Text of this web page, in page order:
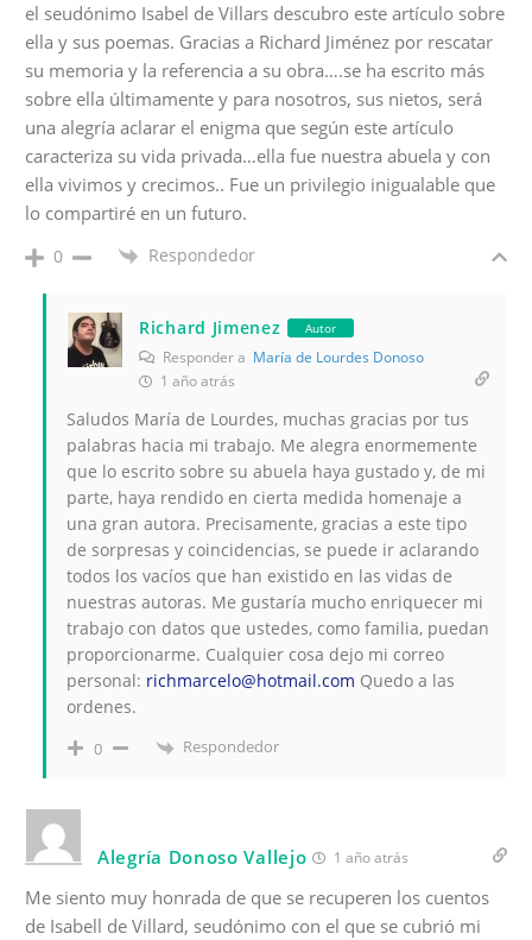
el seudónimo Isabel de Villars descubro este artículo sobre
ella y sus poemas. Gracias a Richard Jiménez por rescatar
su memoria y la referencia a su obra….se ha escrito más
sobre ella últimamente y para nosotros, sus nietos, será
una alegría aclarar el enigma que según este artículo
caracteriza su vida privada…ella fue nuestra abuela y con
ella vivimos y crecimos.. Fue un privilegio inigualable que
lo compartiré en un futuro.
0 Respondedor
Richard Jimenez Autor
Responder a María de Lourdes Donoso
1 año atrás
Saludos María de Lourdes, muchas gracias por tus
palabras hacia mi trabajo. Me alegra enormemente
que lo escrito sobre su abuela haya gustado y, de mi
parte, haya rendido en cierta medida homenaje a
una gran autora. Precisamente, gracias a este tipo
de sorpresas y coincidencias, se puede ir aclarando
todos los vacíos que han existido en las vidas de
nuestras autoras. Me gustaría mucho enriquecer mi
trabajo con datos que ustedes, como familia, puedan
proporcionarme. Cualquier cosa dejo mi correo
personal: richmarcelo@hotmail.com Quedo a las
ordenes.
0 Respondedor
Alegría Donoso Vallejo 1 año atrás
Me siento muy honrada de que se recuperen los cuentos
de Isabell de Villard, seudónimo con el que se cubrió mi